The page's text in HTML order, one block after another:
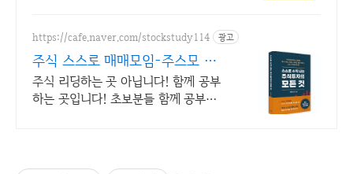
https://cafe.naver.com/stockstudy114 광고
주식 스스로 매매모임-주스모 스
스로 공부법을 배웁니다 !
주식 리딩하는 곳 아닙니다! 함께 공부
하는 곳입니다! 초보분들 함께 공부하